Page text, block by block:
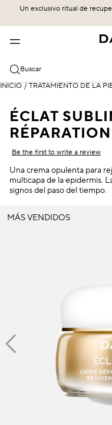
Un exclusivo ritual de
::elc_general.menu::
Buscar
Sidebar Navigation
LOS MÁS VENDIDOS
HYDRASKIN
DESCUBRIR
Rutina de cuidado de la piel
CATEGORIAS
Todos los productos
Limpiadores y tónicos
Hidratantes y protección SPF
Cuidado de los ojos y los
Hidratación
Líneas de expresión y arrugas
Piel mixta
Pérdida de volumen
Tez apagada
COMPRAR TODO
Stimulskin Plus
Elixir de aceites esenciales
Ideal Resource
UN FUTURO ARRAIGADO EN
LA CIENCIA DE LA ENTREGA
INICIO / TRATAMIENTO DE LA
ÉCLAT
Be the first to write a review
Una crema opulenta para
multicapa de la epidermis.
signos del paso del tiempo.
MÁS VENDIDOS